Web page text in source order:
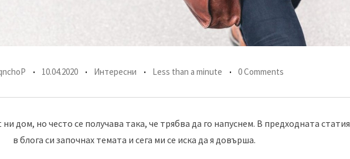
10.04.2020 Интересни Less than a minute 0 Comments
дом, но често се получава така, че трябва да го напуснем. В предходната статия
в блога си започнах темата и сега ми се иска да я довърша.